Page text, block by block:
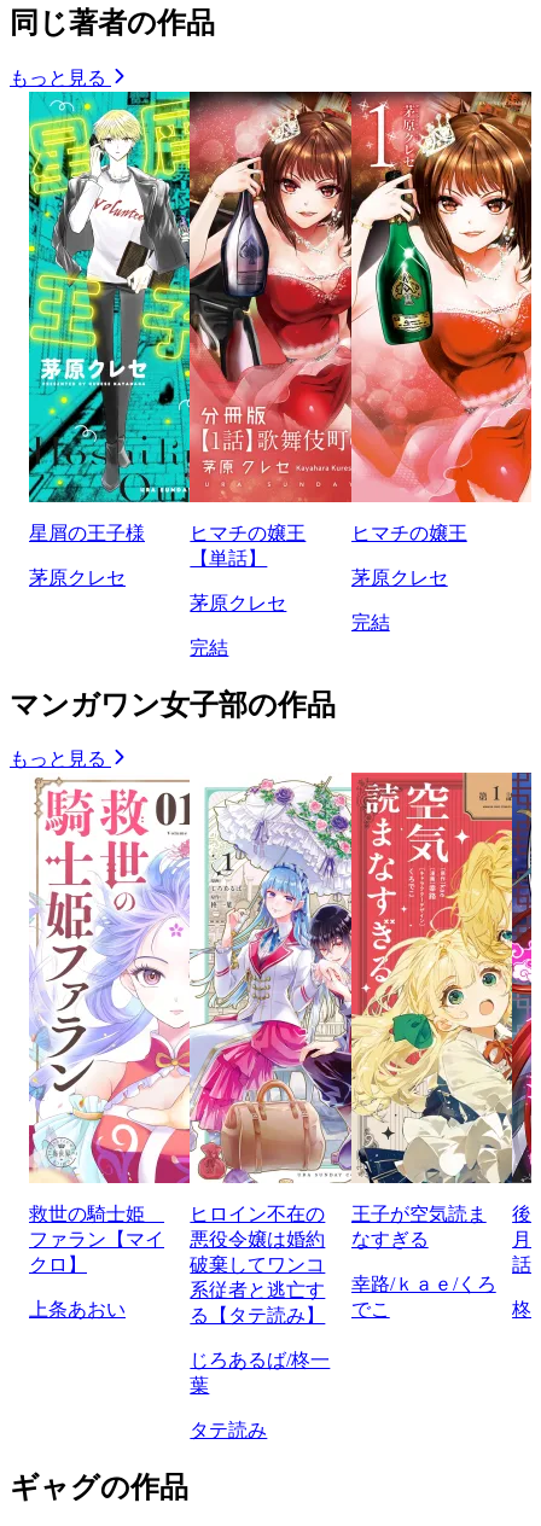
同じ著者の作品
もっと見る
星屑の王子様
茅原クレセ
ヒマチの嬢王
【単話】
茅原クレセ
完結
ヒマチの嬢王
茅原クレセ
完結
マンガワン女子部の作品
もっと見る
救世の騎士姫
ファラン【マイ
クロ】
上条あおい
ヒロイン不在の
悪役令嬢は婚約
破棄してワンコ
系従者と逃亡す
る【タテ読み】
じろあるば/柊一
葉
タテ読み
王子が空気読ま
なすぎる
幸路/ｋａｅ/くろ
でこ
後
月
話
柊
ギャグの作品